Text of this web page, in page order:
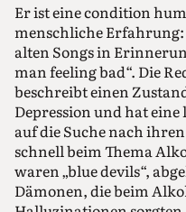
Er ist eine condition
menschliche Erfahrung:
alten Songs in
man feeling bad“. Die
beschreibt einen
Depression und hat eine
auf die Suche nach
schnell beim Thema
waren „blue devils“,
Dämonen, die beim